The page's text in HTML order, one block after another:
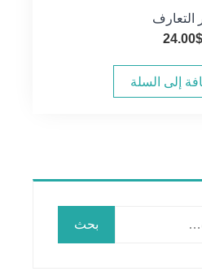
التعارف
24.00$
إلى السلة
بحث